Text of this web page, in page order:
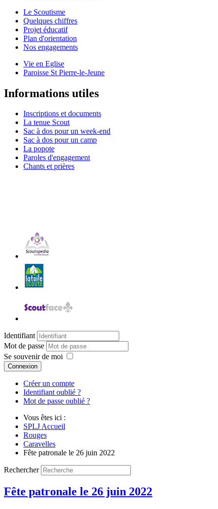
Le Scoutisme
Quelques chiffres
Projet éducatif
Plan d'orientation
Nos engagements
Vie en Eglise
Paroisse St Pierre-le-Jeune
Informations utiles
Inscriptions et documents
La tenue Scout
Sac à dos pour un week-end
Sac à dos pour un camp
La popote
Paroles d'engagement
Chants et prières
Identifiant
Mot de passe
Se souvenir de moi
Connexion
Créer un compte
Identifiant oublié ?
Mot de passe oublié ?
Vous êtes ici :
SPLJ Accueil
Rouges
Caravelles
Fête patronale le 26 juin 2022
Rechercher
Fête patronale le 26 juin 2022